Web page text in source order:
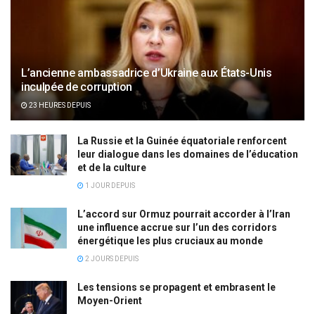
L’ancienne ambassadrice d’Ukraine aux États-Unis
inculpée de corruption
23 HEURES DEPUIS
La Russie et la Guinée équatoriale renforcent
leur dialogue dans les domaines de l’éducation
et de la culture
1 JOUR DEPUIS
L’accord sur Ormuz pourrait accorder à l’Iran
une influence accrue sur l’un des corridors
énergétique les plus cruciaux au monde
2 JOURS DEPUIS
Les tensions se propagent et embrasent le
Moyen-Orient